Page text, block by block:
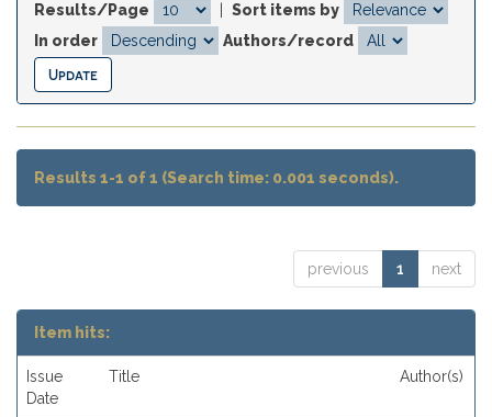
Results/Page
Sort items by
In order
Authors/record
Results 1-1 of 1 (Search time: 0.001 seconds).
previous 1 next
Item hits:
Issue
Date
Title Author(s)